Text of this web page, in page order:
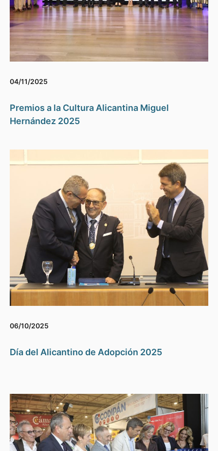
04/11/2025
Premios a la Cultura Alicantina Miguel
Hernández 2025
06/10/2025
Día del Alicantino de Adopción 2025